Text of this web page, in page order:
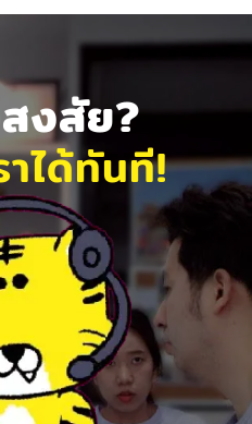
งสัย?
ได้ทันที!